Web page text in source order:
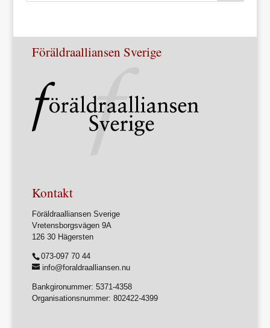
Föräldraalliansen Sverige
Kontakt
Föräldraalliansen Sverige
Vretensborgsvägen 9A
126 30 Hägersten
073-097 70 44
info@foraldraalliansen.nu
Bankgironummer: 5371-4358
Organisationsnummer: 802422-4399